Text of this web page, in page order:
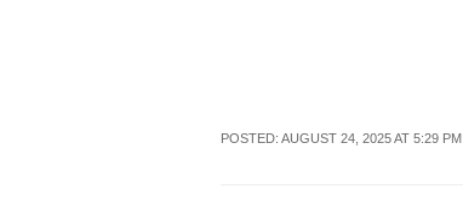
POSTED: AUGUST 24, 2025 AT 5:29 PM